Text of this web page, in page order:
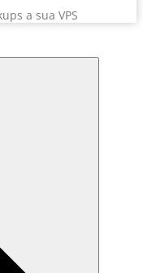
a sua VPS